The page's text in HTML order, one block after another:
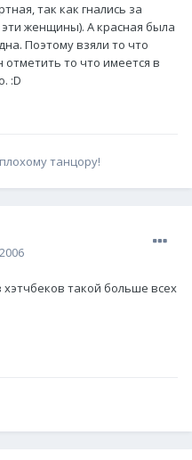
так как гнались за
женщины). А красная была
Поэтому взяли то что
то что имеется в
:D
танцору!
такой больше всех